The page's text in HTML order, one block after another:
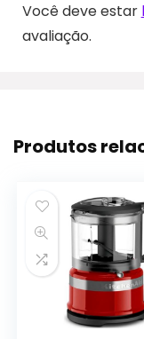
Você deve estar
avaliação.
Produtos